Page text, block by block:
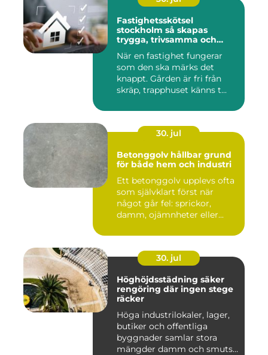
Fastighetsskötsel
stockholm så skapas
trygga, trivsamma och
När en fastighet fungerar
som den ska märks det
knappt. Gården är fri från
skräp, trapphuset känns t...
30. jul
Betonggolv hållbar grund
för både hem och industri
Ett betonggolv upplevs ofta
som självklart först när
något går fel: sprickor,
damm, ojämnheter eller...
30. jul
Höghöjdsstädning säker
rengöring där ingen stege
räcker
Höga industrilokaler, lager,
butiker och offentliga
byggnader samlar stora
mängder damm och smuts